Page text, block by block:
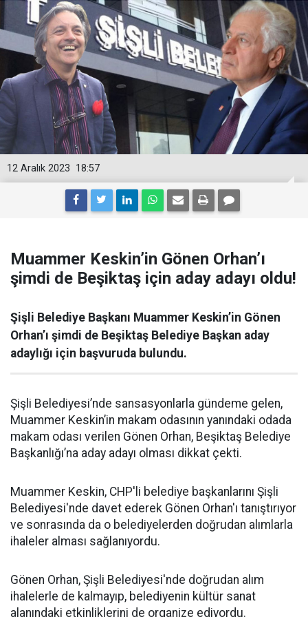
18:57
12 Aralık 2023
Muammer Keskin’in Gönen Orhan’ı
şimdi de Beşiktaş için aday adayı oldu!
Şişli Belediye Başkanı Muammer Keskin’in Gönen
Orhan’ı şimdi de Beşiktaş Belediye Başkan aday
adaylığı için başvuruda bulundu.
Şişli Belediyesi’nde sansasyonlarla gündeme gelen,
Muammer Keskin’in makam odasının yanındaki odada
makam odası verilen Gönen Orhan, Beşiktaş Belediye
Başkanlığı’na aday adayı olması dikkat çekti.
Muammer Keskin, CHP'li belediye başkanlarını Şişli
Belediyesi'nde davet ederek Gönen Orhan'ı tanıştırıyor
ve sonrasında da o belediyelerden doğrudan alımlarla
ihaleler alması sağlanıyordu.
Gönen Orhan, Şişli Belediyesi'nde doğrudan alım
ihalelerle de kalmayıp, belediyenin kültür sanat
alanındaki etkinliklerini de organize ediyordu.